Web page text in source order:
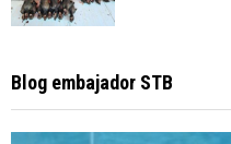
Blog embajador STB